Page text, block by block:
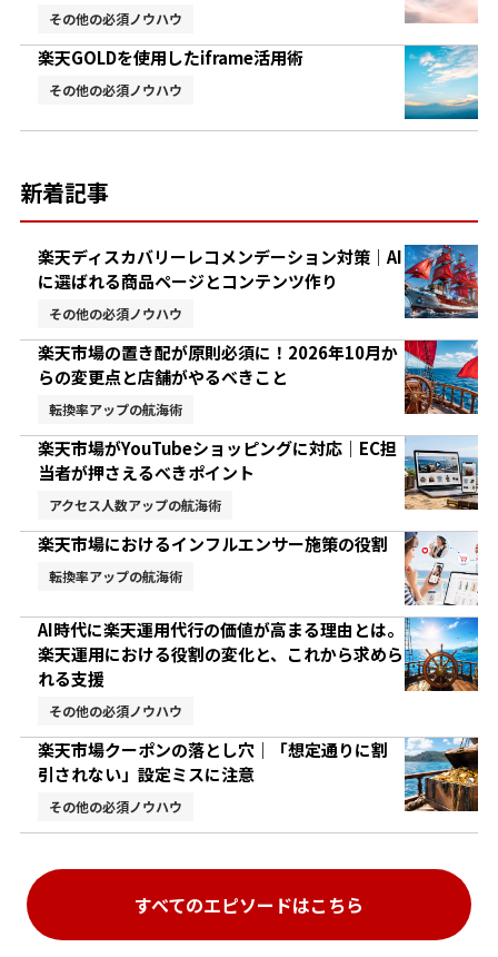
その他の必須ノウハウ
楽天GOLDを使用したiframe活用術
その他の必須ノウハウ
新着記事
楽天ディスカバリーレコメンデーション対策｜AI
に選ばれる商品ページとコンテンツ作り
その他の必須ノウハウ
楽天市場の置き配が原則必須に！2026年10月か
らの変更点と店舗がやるべきこと
転換率アップの航海術
楽天市場がYouTubeショッピングに対応｜EC担
当者が押さえるべきポイント
アクセス人数アップの航海術
楽天市場におけるインフルエンサー施策の役割
転換率アップの航海術
AI時代に楽天運用代行の価値が高まる理由とは。
楽天運用における役割の変化と、これから求めら
れる支援
その他の必須ノウハウ
楽天市場クーポンの落とし穴｜「想定通りに割
引されない」設定ミスに注意
その他の必須ノウハウ
すべてのエピソードはこちら